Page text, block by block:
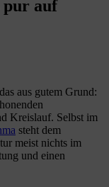
pur auf
aus gutem Grund:
Kreislauf. Selbst im
steht dem
meist nichts im
und einen